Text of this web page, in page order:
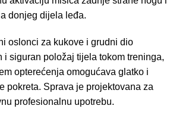
donjeg dijela leđa.
oslonci za kukove i grudni dio
i siguran položaj tijela tokom treninga,
opterećenja omogućava glatko i
pokreta. Sprava je projektovana za
profesionalnu upotrebu.